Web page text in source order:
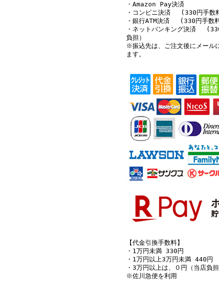
・Amazon Pay決済
・コンビニ決済 (330円手数
・銀行ATM決済 (330円手数
・ネットバンキング決済
負担）
※振込先は、ご注文後にメール
ます。
【代金引換手数料】
・1万円未満 330円
・1万円以上3万円未満 440円
・3万円以上は、０円（当店負
※佐川急便を利用